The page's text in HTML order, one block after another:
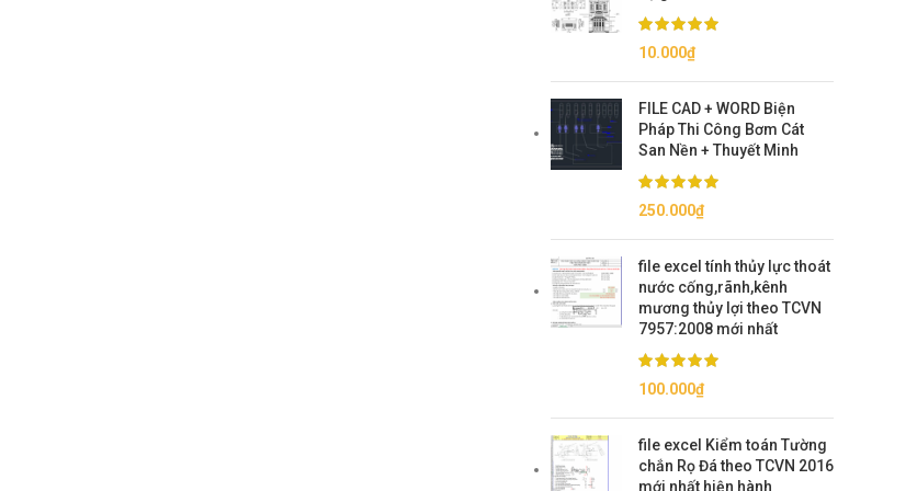
10.000₫
FILE CAD + WORD Biện
Pháp Thi Công Bơm Cát
San Nền + Thuyết Minh
250.000₫
file excel tính thủy lực thoát
nước cống,rãnh,kênh
mương thủy lợi theo TCVN
7957:2008 mới nhất
100.000₫
file excel Kiểm toán Tường
chắn Rọ Đá theo TCVN 2016
mới nhất hiện hành